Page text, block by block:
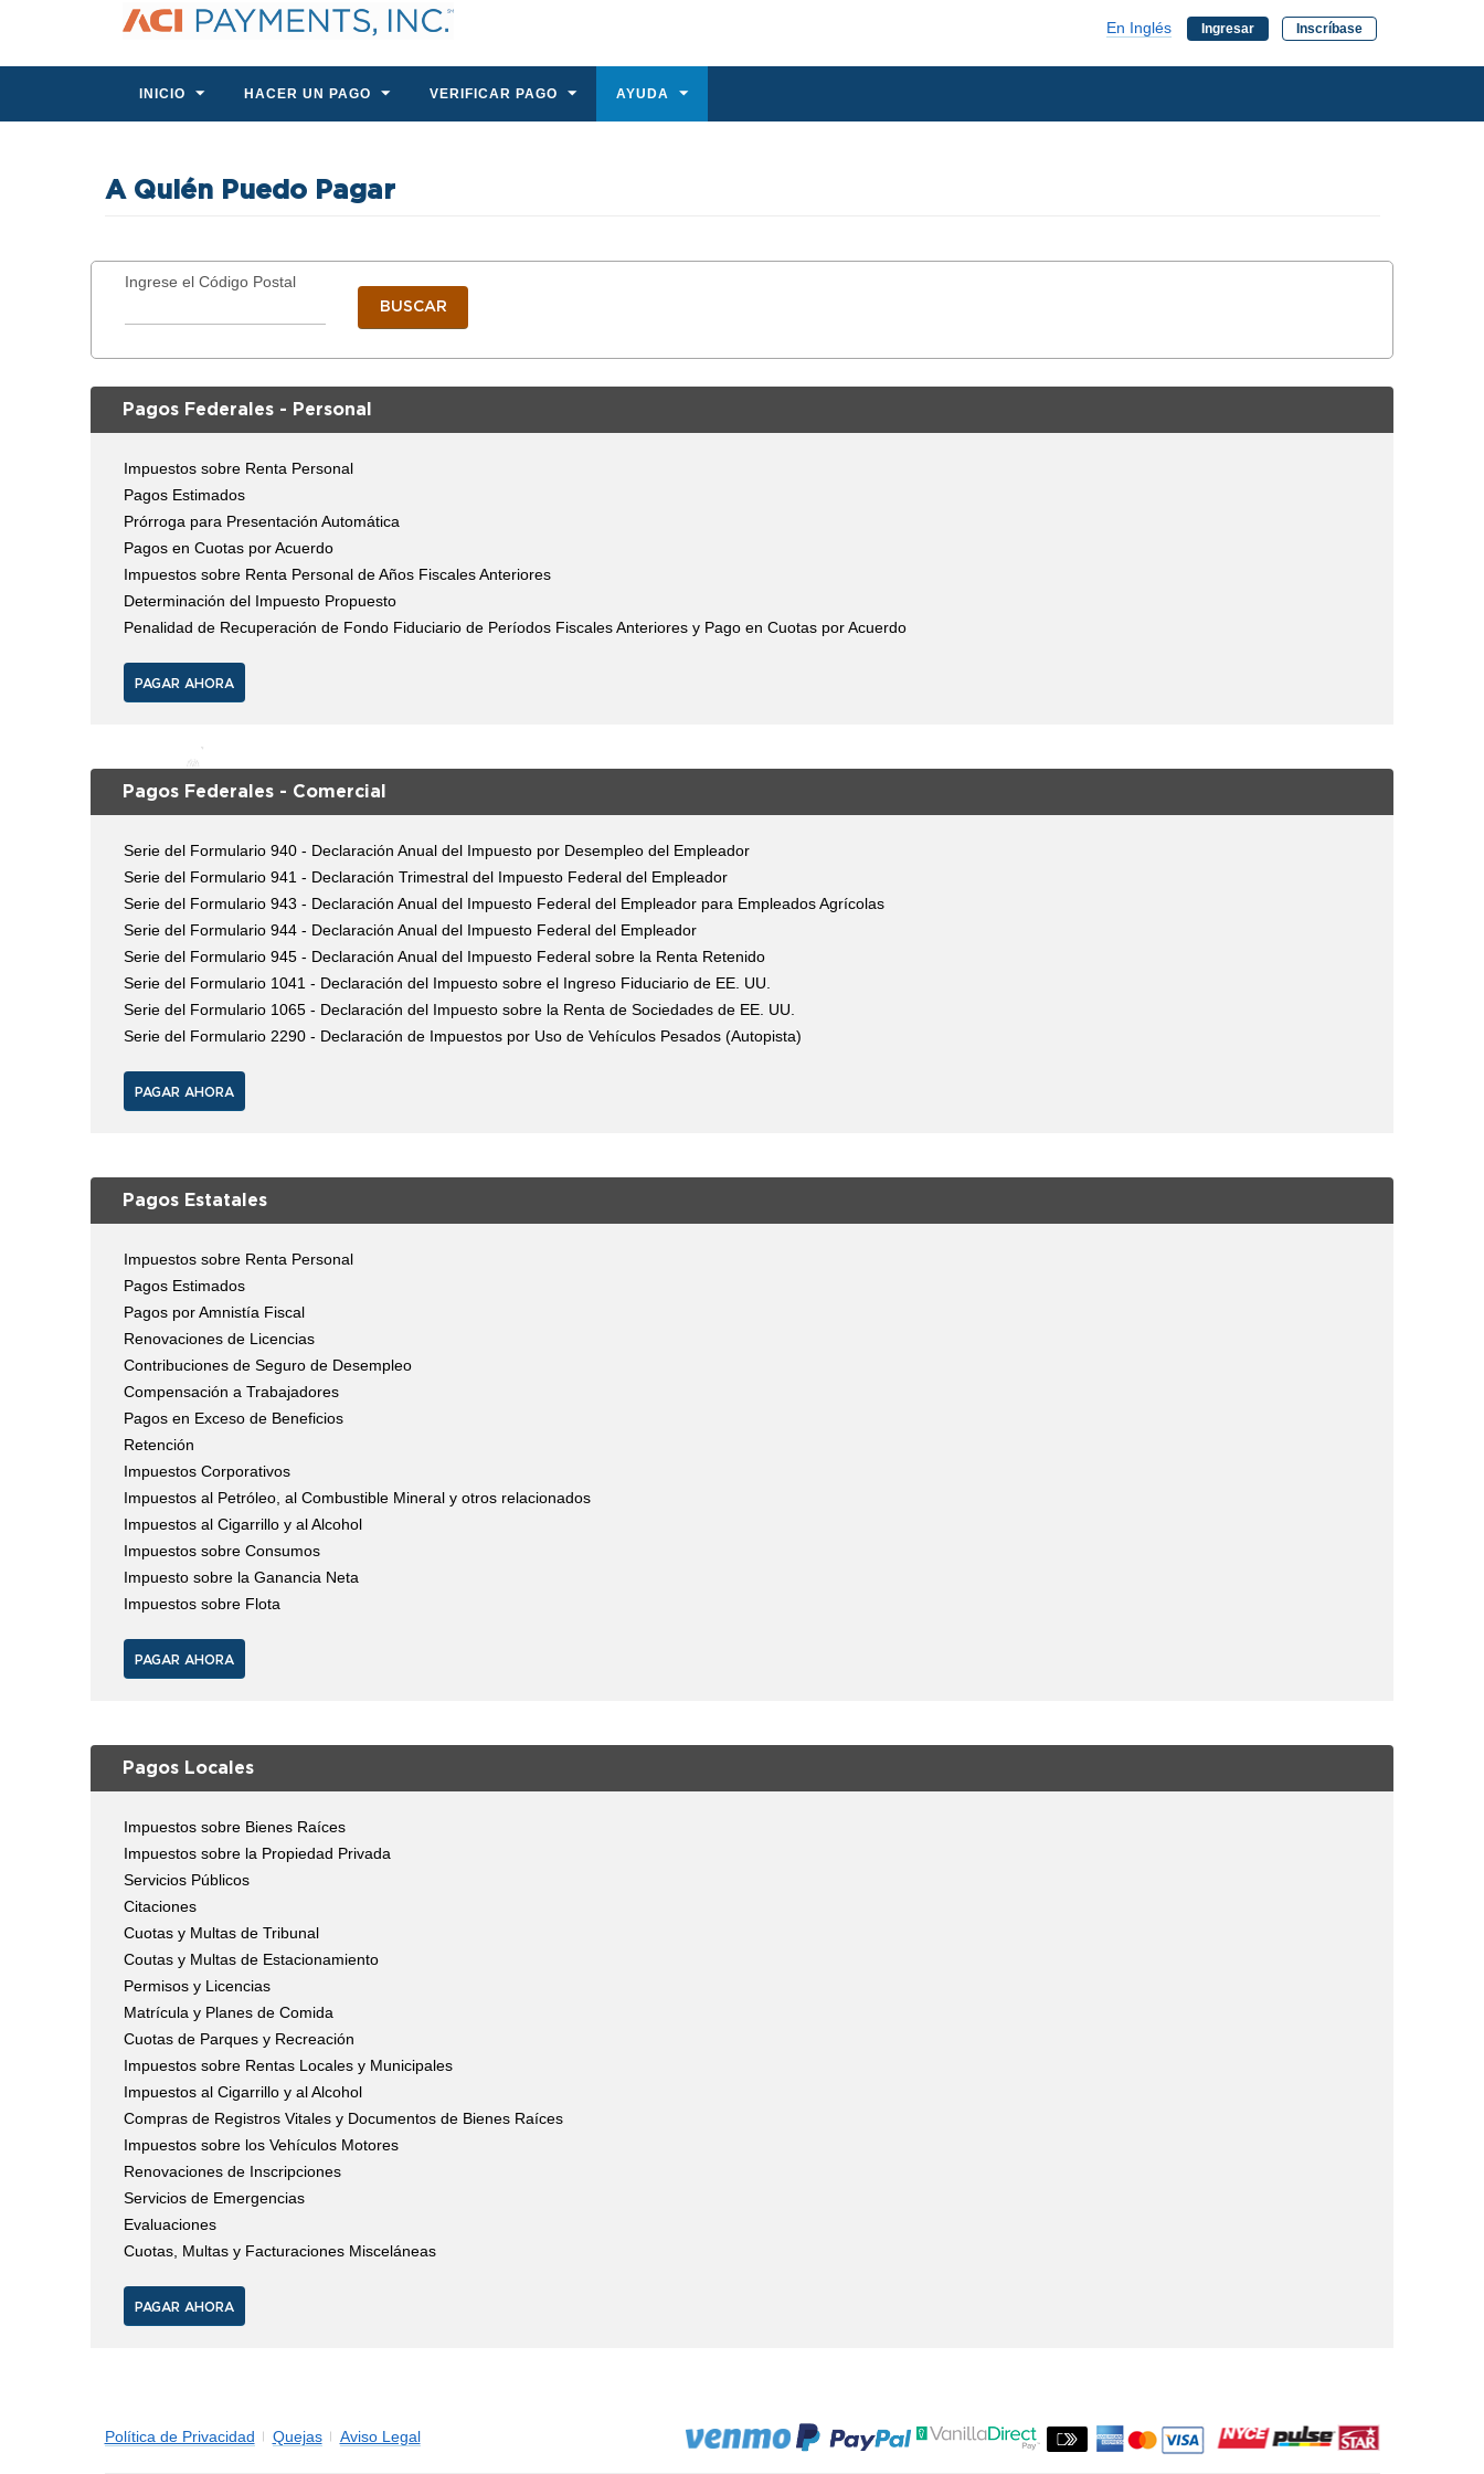
En Inglés Ingresar Inscríbase
INICIO HACER UN PAGO VERIFICAR PAGO AYUDA
A Quién Puedo Pagar
Ingrese el Código Postal
BUSCAR
Pagos Federales - Personal
Impuestos sobre Renta Personal
Pagos Estimados
Prórroga para Presentación Automática
Pagos en Cuotas por Acuerdo
Impuestos sobre Renta Personal de Años Fiscales Anteriores
Determinación del Impuesto Propuesto
Penalidad de Recuperación de Fondo Fiduciario de Períodos Fiscales Anteriores y Pago en Cuotas por Acuerdo
PAGAR AHORA
Pagos Federales - Comercial
Serie del Formulario 940 - Declaración Anual del Impuesto por Desempleo del Empleador
Serie del Formulario 941 - Declaración Trimestral del Impuesto Federal del Empleador
Serie del Formulario 943 - Declaración Anual del Impuesto Federal del Empleador para Empleados Agrícolas
Serie del Formulario 944 - Declaración Anual del Impuesto Federal del Empleador
Serie del Formulario 945 - Declaración Anual del Impuesto Federal sobre la Renta Retenido
Serie del Formulario 1041 - Declaración del Impuesto sobre el Ingreso Fiduciario de EE. UU.
Serie del Formulario 1065 - Declaración del Impuesto sobre la Renta de Sociedades de EE. UU.
Serie del Formulario 2290 - Declaración de Impuestos por Uso de Vehículos Pesados (Autopista)
PAGAR AHORA
Pagos Estatales
Impuestos sobre Renta Personal
Pagos Estimados
Pagos por Amnistía Fiscal
Renovaciones de Licencias
Contribuciones de Seguro de Desempleo
Compensación a Trabajadores
Pagos en Exceso de Beneficios
Retención
Impuestos Corporativos
Impuestos al Petróleo, al Combustible Mineral y otros relacionados
Impuestos al Cigarrillo y al Alcohol
Impuestos sobre Consumos
Impuesto sobre la Ganancia Neta
Impuestos sobre Flota
PAGAR AHORA
Pagos Locales
Impuestos sobre Bienes Raíces
Impuestos sobre la Propiedad Privada
Servicios Públicos
Citaciones
Cuotas y Multas de Tribunal
Coutas y Multas de Estacionamiento
Permisos y Licencias
Matrícula y Planes de Comida
Cuotas de Parques y Recreación
Impuestos sobre Rentas Locales y Municipales
Impuestos al Cigarrillo y al Alcohol
Compras de Registros Vitales y Documentos de Bienes Raíces
Impuestos sobre los Vehículos Motores
Renovaciones de Inscripciones
Servicios de Emergencias
Evaluaciones
Cuotas, Multas y Facturaciones Misceláneas
PAGAR AHORA
Política de Privacidad Quejas Aviso Legal